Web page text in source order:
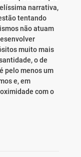
narrativa,
tentando
não atuam
muito mais
o de
pelo menos um
e, em
com o